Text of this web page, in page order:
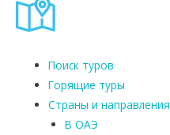
Поиск туров
Горящие туры
Страны и направления
В ОАЭ